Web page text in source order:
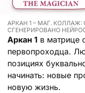
АРКАН 1 – МАГ.
СГЕНЕРИРОВАНО
Аркан 1 в матрице
первопроходца.
позициях
начинать: новые
новую жизнь.